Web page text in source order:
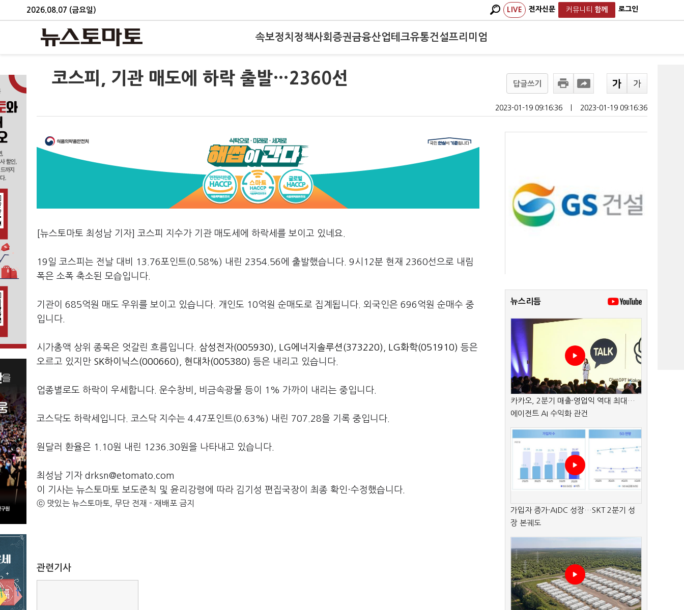
2026.08.07 (금요일) LIVE 전자신문 커뮤니티 함께 로그인
속보정치 정책사회 증권금융산업테크유통건설프리미엄
코스피, 기관 매도에 하락 출발…2360선 답글쓰기
2023-01-19 09:16:36 2023-01-19 09:16:36
[뉴스토마토 최성남 기자] 코스피 지수가 기관 매도세에 하락세를 보이고 있네요.
19일 코스피는 전날 대비 13.76포인트(0.58%) 내린 2354.56에 출발했습니다. 9시12분 현재 2360선으로 내림
폭은 소폭 축소된 모습입니다.
기관이 685억원 매도 우위를 보이고 있습니다. 개인도 10억원 순매도로 집계됩니다. 외국인은 696억원 순매수 중
입니다.
시가총액 상위 종목은 엇갈린 흐름입니다. 삼성전자(005930) LG에너지솔루션(373220) LG화학(051910) 등은
오르고 있지만 SK하이닉스(000660) 현대차(005380) 등은 내리고 있습니다.
업종별로도 하락이 우세합니다. 운수창비, 비금속광물 등이 1% 가까이 내리는 중입니다.
코스닥도 하락세입니다. 코스닥 지수는 4.47포인트(0.63%) 내린 707.28을 기록 중입니다.
원달러 환율은 1.10원 내린 1236.30원을 나타내고 있습니다.
최성남 기자 drksn@etomato.com
이 기사는 뉴스토마토 보도준칙 및 윤리강령에 따라 김기성 편집국장이 최종 확인·수정했습니다.
ⓒ 맛있는 뉴스토마토, 무단 전재 - 재배포 금지
관련기사
뉴스리듬
카카오, 2분기 매출·영업익 역대 최대…
에이전트 AI 수익화 관건
가입자 증가·AIDC 성장…SKT 2분기 성
장 본궤도